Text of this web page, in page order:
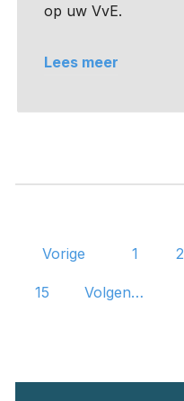
op uw VvE.
Lees meer
Vorige 1 2
15 Volgende